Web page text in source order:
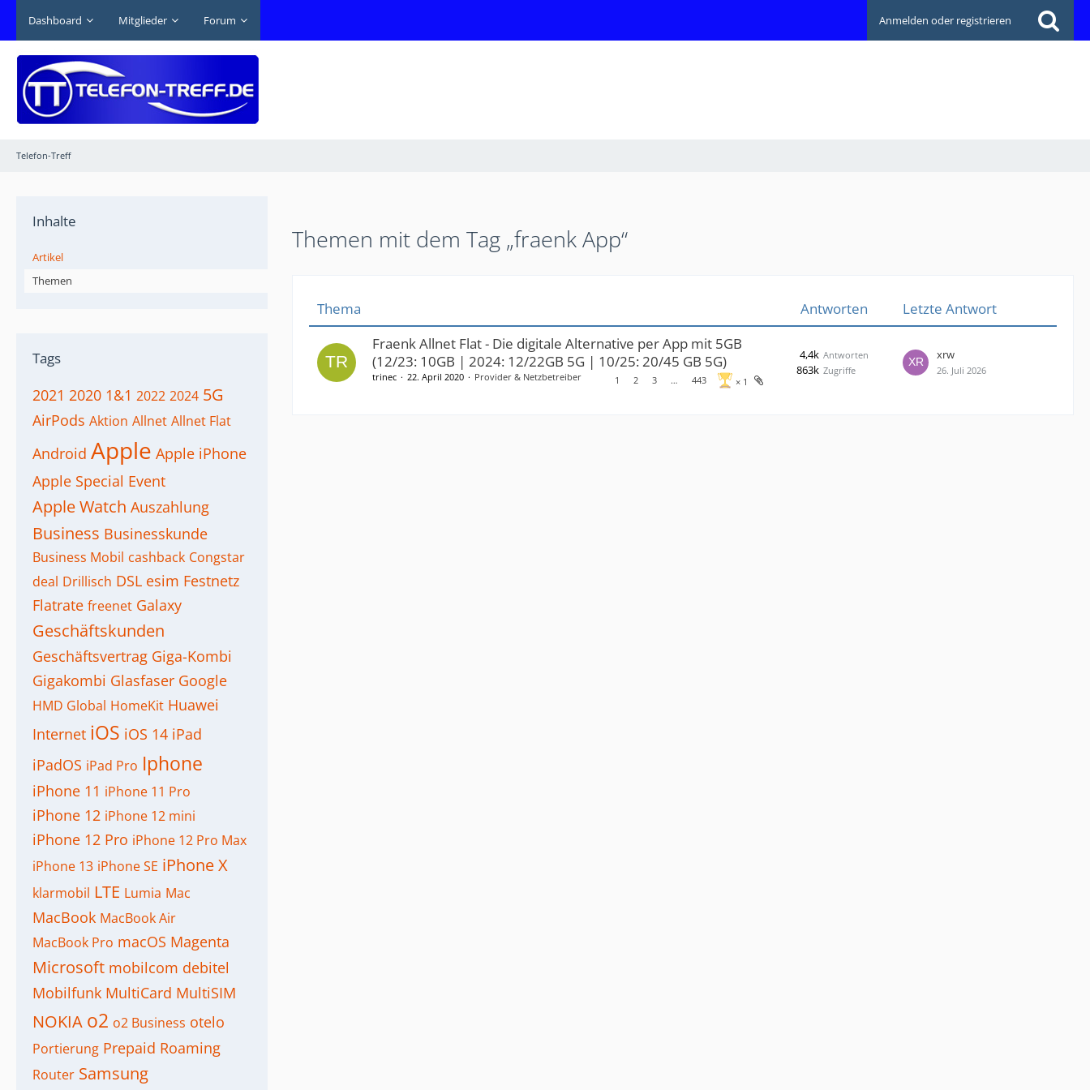
Dashboard Mitglieder Forum Anmelden oder registrieren
Telefon-Treff
Inhalte
Artikel
Themen
Tags
2021 2020 1&1 2022 2024 5G
AirPods Aktion Allnet Allnet Flat
Android Apple Apple iPhone
Apple Special Event
Apple Watch Auszahlung
Business Businesskunde
Business Mobil cashback Congstar
deal Drillisch DSL esim Festnetz
Flatrate freenet Galaxy
Geschäftskunden
Geschäftsvertrag Giga-Kombi
Gigakombi Glasfaser Google
HMD Global HomeKit Huawei
Internet iOS iOS 14 iPad
iPadOS iPad Pro Iphone
iPhone 11 iPhone 11 Pro
iPhone 12 iPhone 12 mini
iPhone 12 Pro iPhone 12 Pro Max
iPhone 13 iPhone SE iPhone X
klarmobil LTE Lumia Mac
MacBook MacBook Air
MacBook Pro macOS Magenta
Microsoft mobilcom debitel
Mobilfunk MultiCard MultiSIM
NOKIA o2 o2 Business otelo
Portierung Prepaid Roaming
Router Samsung
Themen mit dem Tag „fraenk App“
Thema Antworten
Letzte Antwort
Fraenk Allnet Flat - Die digitale Alternative per App mit 5GB
(12/23: 10GB | 2024: 12/22GB 5G | 10/25: 20/45 GB 5G)
1 2 3 … 443 1
trinec 22. April 2020 Provider & Netzbetreiber
Antworten
4,4k
Zugriffe
863k
xrw
26. Juli 2026